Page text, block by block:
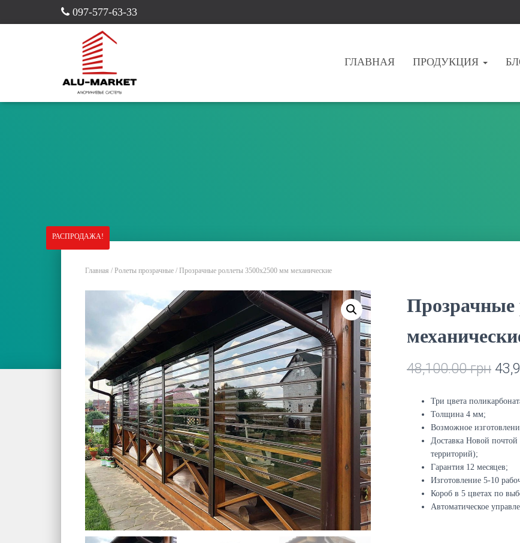
097-577-63-33
ГЛАВНАЯ ПРОДУКЦИЯ
Главная / Ролеты прозрачные / Прозрачные роллеты 3500х2500 мм механические
РАСПРОДАЖА!
Прозрачные
48,100.00грн
Три цвета
Толщина 4 мм;
Возможное
Доставка Новой
территорий);
Гарантия 12 месяцев;
Изготовление 5-10
Короб в 5 цветах по
Автоматическое